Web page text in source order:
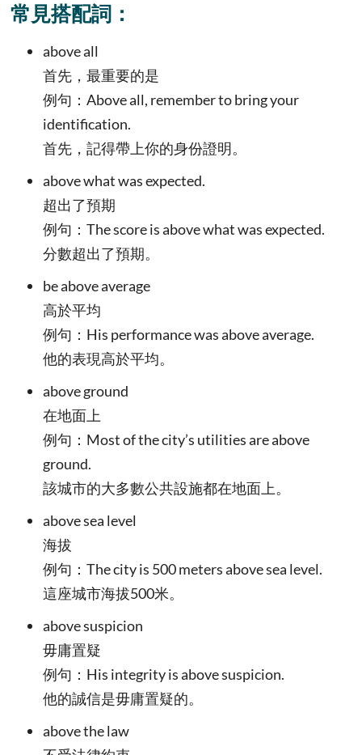
常見搭配詞：
above all
首先，最重要的是
例句：Above all, remember to bring your
identification.
首先，記得帶上你的身份證明。
above what was expected.
超出了預期
例句：The score is above what was expected.
分數超出了預期。
be above average
高於平均
例句：His performance was above average.
他的表現高於平均。
above ground
在地面上
例句：Most of the city’s utilities are above
ground.
該城市的大多數公共設施都在地面上。
above sea level
海拔
例句：The city is 500 meters above sea level.
這座城市海拔500米。
above suspicion
毋庸置疑
例句：His integrity is above suspicion.
他的誠信是毋庸置疑的。
above the law